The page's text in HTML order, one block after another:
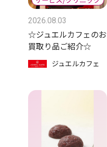
2026.08.03
☆ジュエルカフェのお
買取り品ご紹介☆
ジュエルカフェ